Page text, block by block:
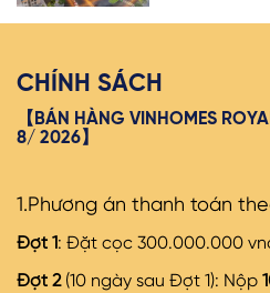
CHÍNH SÁCH
【BÁN HÀNG VINHOMES
8/ 2026】
1.Phương án thanh toán
Đợt 1: Đặt cọc 300.000.000
Đợt 2(10 ngày sau Đợt 1): Nộp